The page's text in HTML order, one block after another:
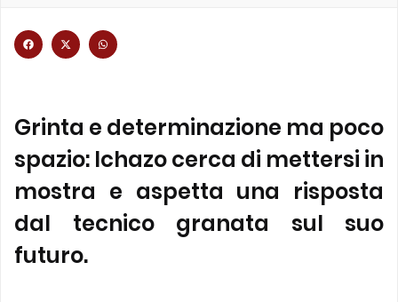
Grinta e determinazione ma poco
spazio: Ichazo cerca di mettersi in
mostra e aspetta una risposta
dal tecnico granata sul suo
futuro.